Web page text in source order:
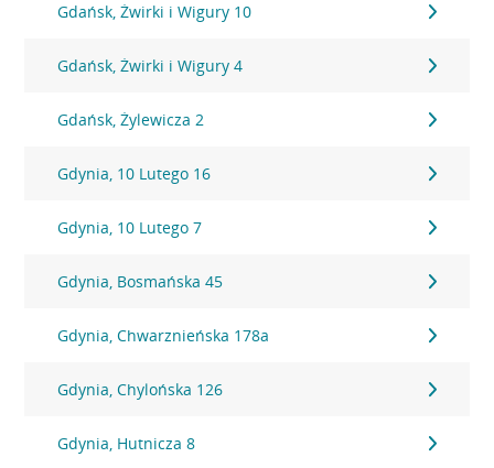
Gdańsk, Żwirki i Wigury 10
Gdańsk, Żwirki i Wigury 4
Gdańsk, Żylewicza 2
Gdynia, 10 Lutego 16
Gdynia, 10 Lutego 7
Gdynia, Bosmańska 45
Gdynia, Chwarznieńska 178a
Gdynia, Chylońska 126
Gdynia, Hutnicza 8